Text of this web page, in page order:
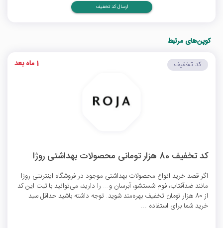
ارسال کد تخفیف
کوپن‌های مرتبط
کد تخفیف 80 هزار تومانی محصولات بهداشتی روژا
اگر قصد خرید انواع محصولات بهداشتی موجود در فروشگاه اینترنتی روژا
مانند ضدآفتاب، فوم شستشو، آبرسان و... را دارید، می‌توانید با ثبت این کد
از 80 هزار تومان تخفیف بهره‌مند شوید. توجه داشته باشید حداقل سبد
خرید شما برای استفاده ...
کد تخفیف 1 ماه بعد